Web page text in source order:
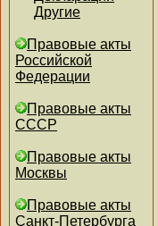
Другие
Правовые акты
Российской
Федерации
Правовые акты
СССР
Правовые акты
Москвы
Правовые акты
Санкт-Петербурга